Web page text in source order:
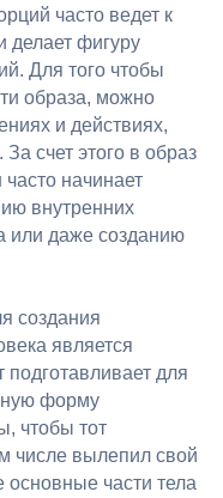
часто ведет к
делает фигуру
Для того чтобы
образа, можно
и действиях,
счет этого в образ
начинает
внутренних
или даже созданию
создания
является
подготавливает для
форму
чтобы тот
числе вылепил свой
основные части тела